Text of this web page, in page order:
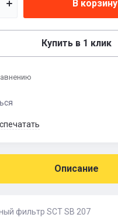
В корзину
Купить в 1 клик
Описание
фильтр SCT SB 207